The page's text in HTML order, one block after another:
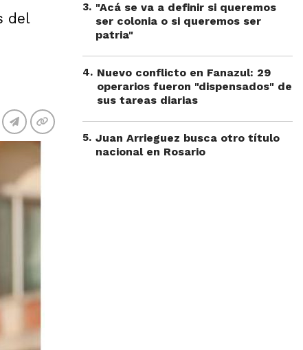
del
3. "Acá se va a definir si queremos
ser colonia o si queremos ser
patria"
4. Nuevo conflicto en Fanazul: 29
operarios fueron "dispensados" de
sus tareas diarias
5. Juan Arrieguez busca otro título
nacional en Rosario